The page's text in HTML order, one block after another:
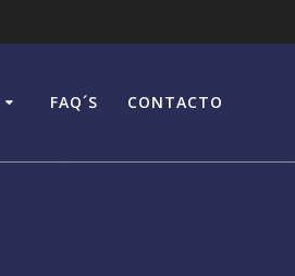
FAQ´S CONTACTO